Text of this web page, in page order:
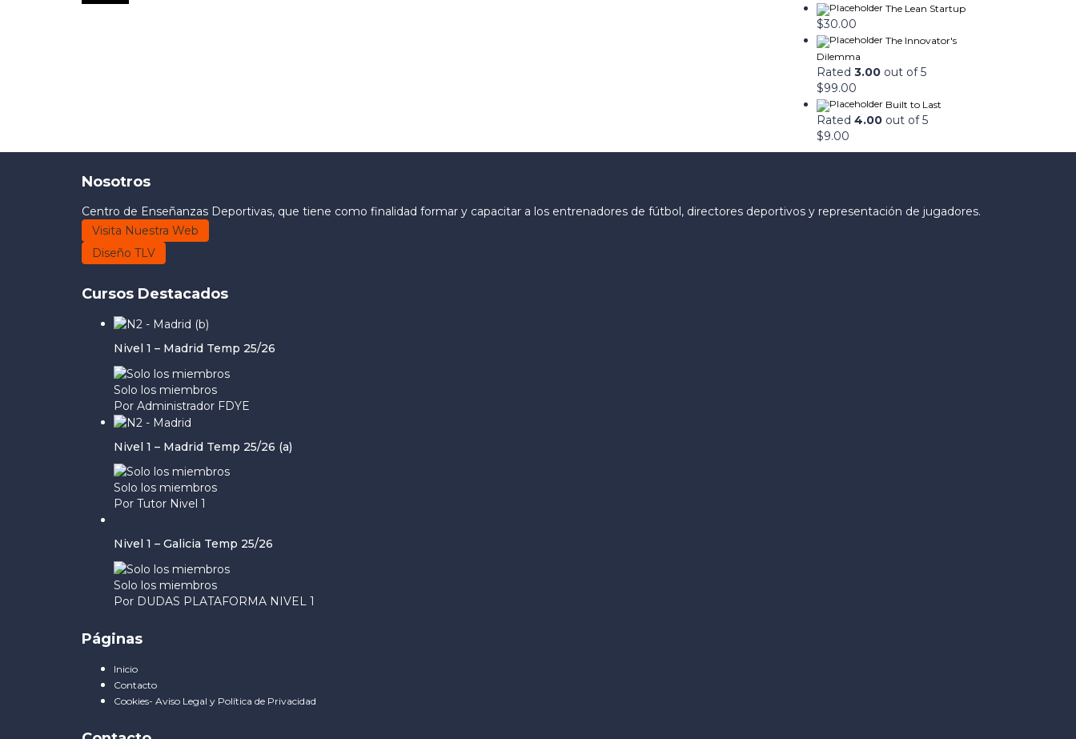
The Lean Startup
$30.00
The Innovator's
Dilemma
Rated 3.00out of 5
$99.00
Built to Last
Rated 4.00out of 5
$9.00
Nosotros
Centro de Enseñanzas Deportivas, que tiene como finalidad formar y capacitar a los entrenadores de fútbol, directores deportivos y representación de jugadores.
Visita Nuestra Web
Diseño TLV
Cursos Destacados
Nivel 1 – Madrid Temp 25/26
Solo los miembros
Por Administrador FDYE
Nivel 1 – Madrid Temp 25/26 (a)
Solo los miembros
Por Tutor Nivel 1
Nivel 1 – Galicia Temp 25/26
Solo los miembros
Por DUDAS PLATAFORMA NIVEL 1
Páginas
Inicio
Contacto
Cookies- Aviso Legal y Política de Privacidad